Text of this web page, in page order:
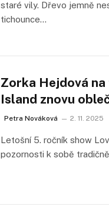
staré vily. Dřevo jemně
tichounce…
Zorka Hejdová
Island znovu
Petra Nováková 2. 11. 2025
Letošní 5. ročník show
pozornosti k sobě